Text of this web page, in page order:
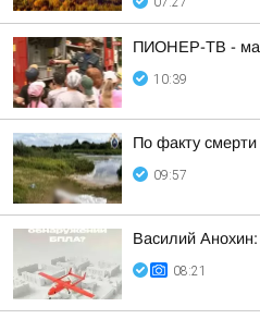
ПИОНЕР-ТВ -
10:39
По факту
09:57
Василий
08:21